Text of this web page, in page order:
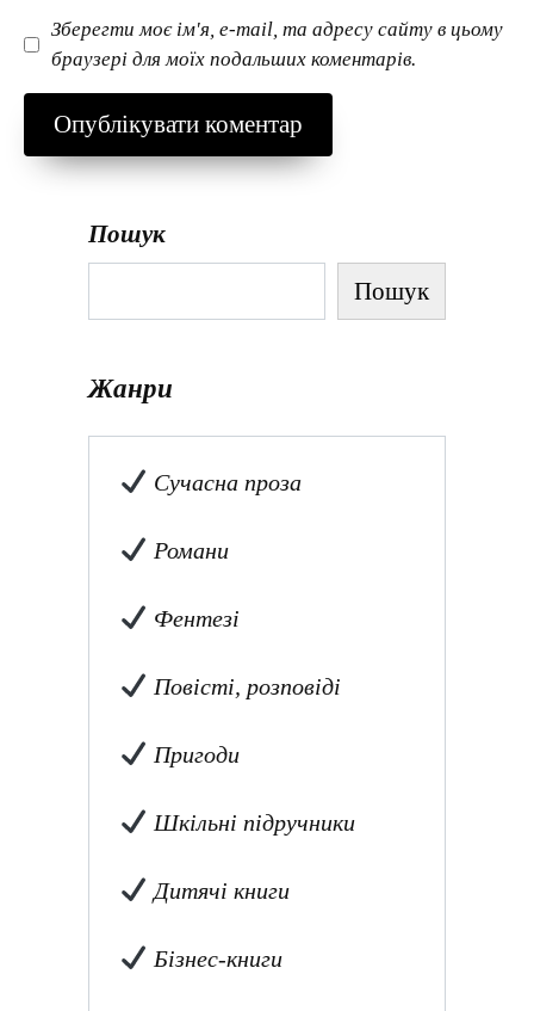
Зберегти моє ім'я, e-mail, та адресу сайту в цьому
браузері для моїх подальших коментарів.
Пошук
Пошук
Жанри
Сучасна проза
Романи
Фентезі
Повісті, розповіді
Пригоди
Шкільні підручники
Дитячі книги
Бізнес-книги